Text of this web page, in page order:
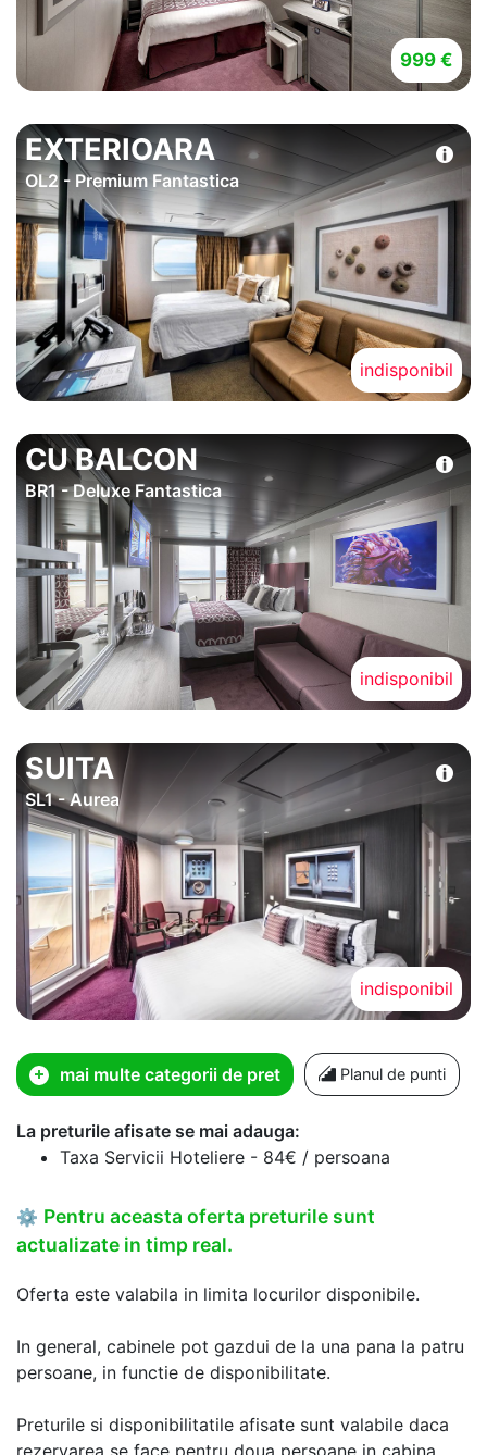
999 €
EXTERIOARA
OL2 - Premium Fantastica
indisponibil
CU BALCON
BR1 - Deluxe Fantastica
indisponibil
SUITA
SL1 - Aurea
indisponibil
mai multe categorii de pret Planul de punti
La preturile afisate se mai adauga:
Taxa Servicii Hoteliere - 84€ / persoana
⚙ Pentru aceasta oferta preturile sunt
actualizate in timp real.
Oferta este valabila in limita locurilor disponibile.
In general, cabinele pot gazdui de la una pana la patru
persoane, in functie de disponibilitate.
Preturile si disponibilitatile afisate sunt valabile daca
rezervarea se face pentru doua persoane in cabina.